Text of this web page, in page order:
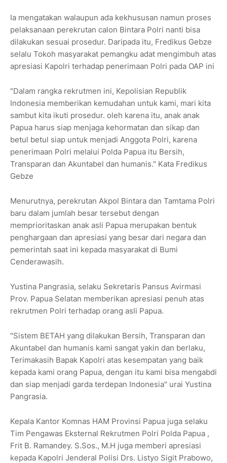
Ia mengatakan walaupun ada kekhususan namun proses
pelaksanaan perekrutan calon Bintara Polri nanti bisa
dilakukan sesuai prosedur. Daripada itu, Fredikus Gebze
selalu Tokoh masyarakat pemangku adat mengimbuh atas
apresiasi Kapolri terhadap penerimaan Polri pada OAP ini
"Dalam rangka rekrutmen ini, Kepolisian Republik
Indonesia memberikan kemudahan untuk kami, mari kita
sambut kita ikuti prosedur. oleh karena itu, anak anak
Papua harus siap menjaga kehormatan dan sikap dan
betul betul siap untuk menjadi Anggota Polri, karena
penerimaan Polri melalui Polda Papua itu Bersih,
Transparan dan Akuntabel dan humanis." Kata Fredikus
Gebze
Menurutnya, perekrutan Akpol Bintara dan Tamtama Polri
baru dalam jumlah besar tersebut dengan
memprioritaskan anak asli Papua merupakan bentuk
penghargaan dan apresiasi yang besar dari negara dan
pemerintah saat ini kepada masyarakat di Bumi
Cenderawasih.
Yustina Pangrasia, selaku Sekretaris Pansus Avirmasi
Prov. Papua Selatan memberikan apresiasi penuh atas
rekrutmen Polri terhadap orang asli Papua.
"Sistem BETAH yang dilakukan Bersih, Transparan dan
Akuntabel dan humanis kami sangat yakin dan berlaku,
Terimakasih Bapak Kapolri atas kesempatan yang baik
kepada kami orang Papua, dengan itu kami bisa mengabdi
dan siap menjadi garda terdepan Indonesia" urai Yustina
Pangrasia.
Kepala Kantor Komnas HAM Provinsi Papua juga selaku
Tim Pengawas Eksternal Rekrutmen Polri Polda Papua ,
Frit B. Ramandey. S.Sos., M.H juga memberi apresiasi
kepada Kapolri Jenderal Polisi Drs. Listyo Sigit Prabowo,